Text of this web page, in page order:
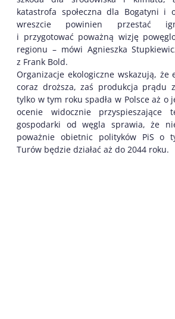
katastrofa społeczna dla Bogatyni i
wreszcie powinien przestać
i przygotować poważną wizję
regionu – mówi Agnieszka
z Frank Bold.
Organizacje ekologiczne wskazują,
coraz droższa, zaś produkcja prądu
tylko w tym roku spadła w Polsce aż o
ocenie widocznie przyspieszające
gospodarki od węgla sprawia, że
poważnie obietnic polityków PiS o
Turów będzie działać aż do 2044 roku.